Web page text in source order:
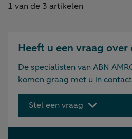
1 van de 3 artikelen
Heeft u een vraag
De specialisten van ABN
komen graag met u in
Stel een vraag